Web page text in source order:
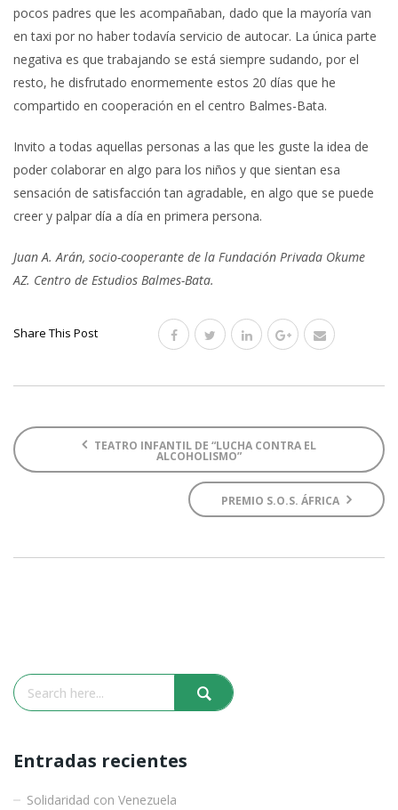
pocos padres que les acompañaban, dado que la mayoría van
en taxi por no haber todavía servicio de autocar. La única parte
negativa es que trabajando se está siempre sudando, por el
resto, he disfrutado enormemente estos 20 días que he
compartido en cooperación en el centro Balmes-Bata.
Invito a todas aquellas personas a las que les guste la idea de
poder colaborar en algo para los niños y que sientan esa
sensación de satisfacción tan agradable, en algo que se puede
creer y palpar día a día en primera persona.
Juan A. Arán, socio-cooperante de la Fundación Privada Okume
AZ. Centro de Estudios Balmes-Bata.
Share This Post
TEATRO INFANTIL DE “LUCHA CONTRA EL
ALCOHOLISMO”
PREMIO S.O.S. ÁFRICA
Entradas recientes
Solidaridad con Venezuela